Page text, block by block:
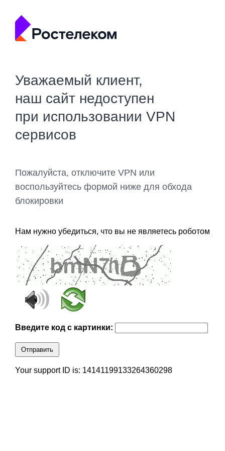
Уважаемый клиент,
наш сайт недоступен
при использовании VPN
сервисов
Пожалуйста, отключите VPN или
воспользуйтесь формой ниже для обхода
блокировки
Нам нужно убедиться, что вы не являетесь роботом
Введите код с картинки:
Отправить
Your support ID is: 14141199133264360298